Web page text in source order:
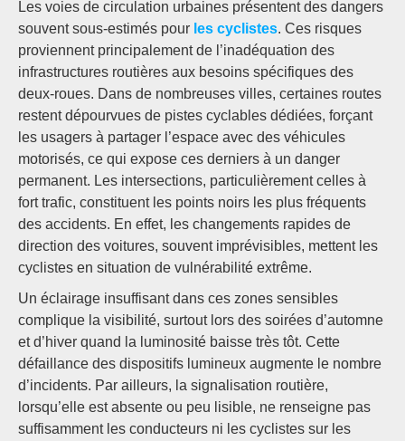
Les voies de circulation urbaines présentent des dangers
souvent sous-estimés pour les cyclistes. Ces risques
proviennent principalement de l’inadéquation des
infrastructures routières aux besoins spécifiques des
deux-roues. Dans de nombreuses villes, certaines routes
restent dépourvues de pistes cyclables dédiées, forçant
les usagers à partager l’espace avec des véhicules
motorisés, ce qui expose ces derniers à un danger
permanent. Les intersections, particulièrement celles à
fort trafic, constituent les points noirs les plus fréquents
des accidents. En effet, les changements rapides de
direction des voitures, souvent imprévisibles, mettent les
cyclistes en situation de vulnérabilité extrême.
Un éclairage insuffisant dans ces zones sensibles
complique la visibilité, surtout lors des soirées d’automne
et d’hiver quand la luminosité baisse très tôt. Cette
défaillance des dispositifs lumineux augmente le nombre
d’incidents. Par ailleurs, la signalisation routière,
lorsqu’elle est absente ou peu lisible, ne renseigne pas
suffisamment les conducteurs ni les cyclistes sur les